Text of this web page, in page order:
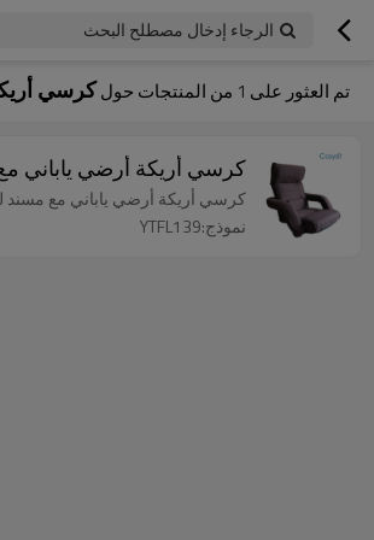
الرجاء إدخال مصطلح البحث
تم العثور على 1 من المنتجات حولكرسي
كرسي أريكة أرضي ياباني
كرسي أريكة أرضي ياباني مع مسند
نموذج:YTFL139